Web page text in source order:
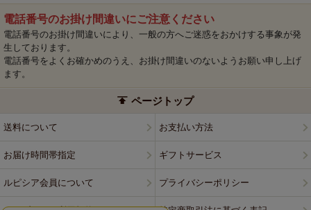
電話番号のお掛け間違いにご注意ください
電話番号のお掛け間違いにより、一般の方へご迷惑をおかけする事象が発
生しております。
電話番号をよくお確かめのうえ、お掛け間違いのないようお願い申し上げ
ます。
ページトップ
送料について お支払い方法
お届け時間帯指定 ギフトサービス
ルピシア会員について プライバシーポリシー